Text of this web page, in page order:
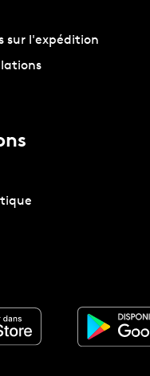
sur l'expédition